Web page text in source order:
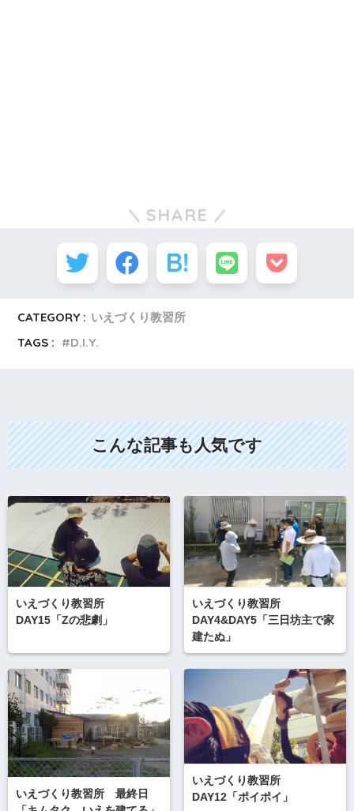
SHARE
CATEGORY : いえづくり教習所
TAGS :
D.I.Y.
こんな記事も人気です
いえづくり教習所
DAY15「Zの悲劇」
いえづくり教習所
DAY4&DAY5「三日坊主で家
建たぬ」
いえづくり教習所 最終日
いえづくり教習所
DAY12「ポイポイ」